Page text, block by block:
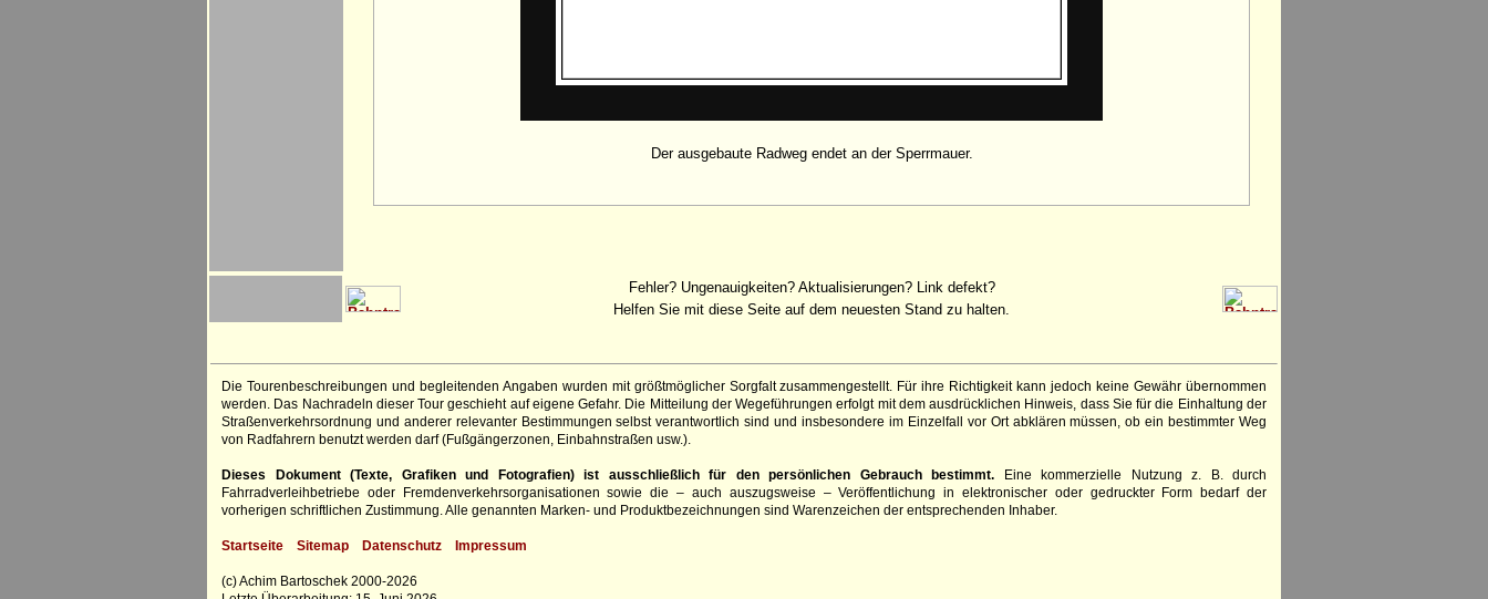
Der ausgebaute Radweg endet an der Sperrmauer.
Fehler? Ungenauigkeiten? Aktualisierungen? Link defekt?
Helfen Sie mit diese Seite auf dem neuesten Stand zu halten.
Die Tourenbeschreibungen und begleitenden Angaben wurden mit größtmöglicher Sorgfalt zusammengestellt. Für ihre Richtigkeit kann jedoch keine Gewähr übernommen
werden. Das Nachradeln dieser Tour geschieht auf eigene Gefahr. Die Mitteilung der Wegeführungen erfolgt mit dem ausdrücklichen Hinweis, dass Sie für die Einhaltung der
Straßenverkehrsordnung und anderer relevanter Bestimmungen selbst verantwortlich sind und insbesondere im Einzelfall vor Ort abklären müssen, ob ein bestimmter Weg
von Radfahrern benutzt werden darf (Fußgängerzonen, Einbahnstraßen usw.).
Dieses Dokument (Texte, Grafiken und Fotografien) ist ausschließlich für den persönlichen Gebrauch bestimmt. Eine kommerzielle Nutzung z. B. durch
Fahrradverleihbetriebe oder Fremdenverkehrsorganisationen sowie die – auch auszugsweise – Veröffentlichung in elektronischer oder gedruckter Form bedarf der
vorherigen schriftlichen Zustimmung. Alle genannten Marken- und Produktbezeichnungen sind Warenzeichen der entsprechenden Inhaber.
Startseite Sitemap Datenschutz Impressum
(c) Achim Bartoschek 2000-2026